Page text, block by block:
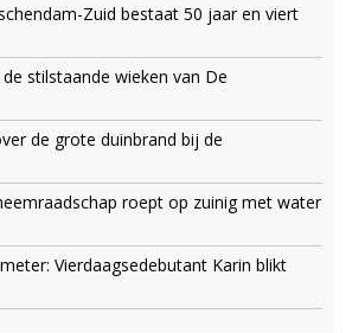
Zuid bestaat 50 jaar en viert
stilstaande wieken van De
de grote duinbrand bij de
roept op zuinig met water
Vierdaagsedebutant Karin blikt